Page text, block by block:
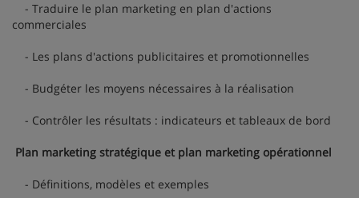
- Traduire le plan marketing en plan d'actions
commerciales
- Les plans d'actions publicitaires et promotionnelles
- Budgéter les moyens nécessaires à la réalisation
- Contrôler les résultats : indicateurs et tableaux de bord
Plan marketing stratégique et plan marketing opérationnel
- Définitions, modèles et exemples